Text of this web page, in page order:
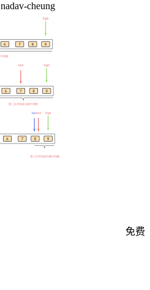
nadav-cheung
免费